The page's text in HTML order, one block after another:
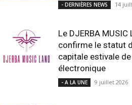
- DERNIÈRES NEWS 14
Le DJERBA MUSIC
confirme le statut
capitale estivale
électronique
- A LA UNE 9 juillet 2026